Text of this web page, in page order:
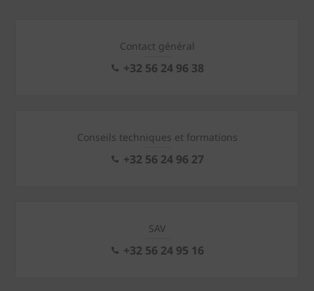
Contact général
+32 56 24 96 38
Conseils techniques et formations
+32 56 24 96 27
SAV
+32 56 24 95 16